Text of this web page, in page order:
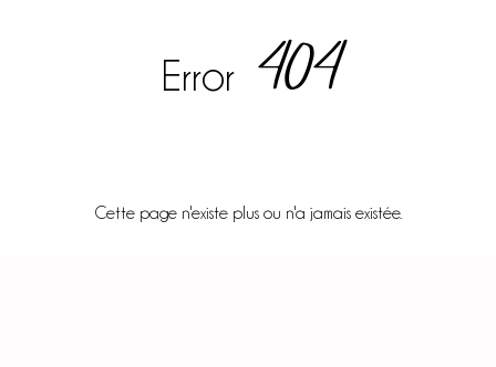
Error404
Cette page n'existe plus ou n'a jamais existée.